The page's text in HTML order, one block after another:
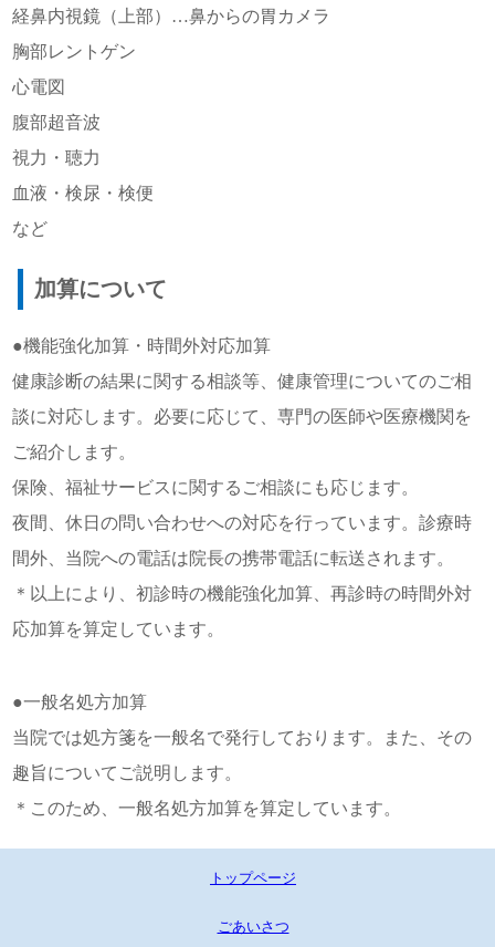
経鼻内視鏡（上部）…鼻からの胃カメラ
胸部レントゲン
心電図
腹部超音波
視力・聴力
血液・検尿・検便
など
加算について
●機能強化加算・時間外対応加算
健康診断の結果に関する相談等、健康管理についてのご相
談に対応します。必要に応じて、専門の医師や医療機関を
ご紹介します。
保険、福祉サービスに関するご相談にも応じます。
夜間、休日の問い合わせへの対応を行っています。診療時
間外、当院への電話は院長の携帯電話に転送されます。
＊以上により、初診時の機能強化加算、再診時の時間外対
応加算を算定しています。
●一般名処方加算
当院では処方箋を一般名で発行しております。また、その
趣旨についてご説明します。
＊このため、一般名処方加算を算定しています。
トップページ
ごあいさつ